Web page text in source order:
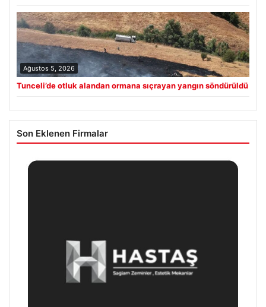
Ağustos 5, 2026
Tunceli’de otluk alandan ormana sıçrayan yangın söndürüldü
Son Eklenen Firmalar